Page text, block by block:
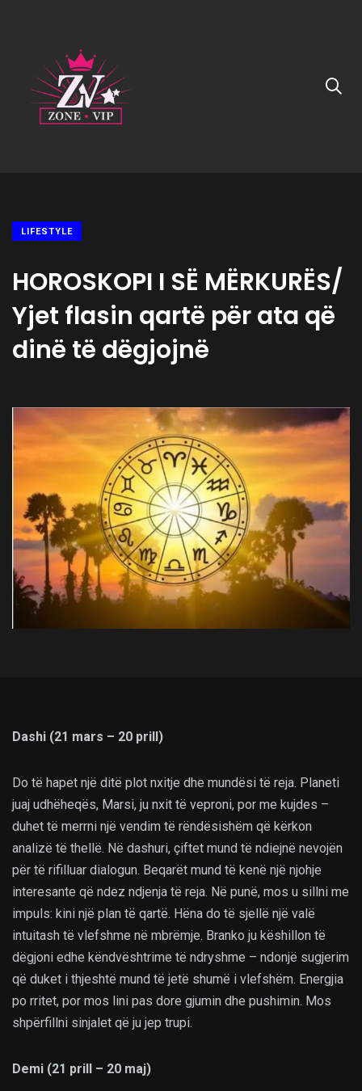
LIFESTYLE
HOROSKOPI I SË MËRKURËS/
Yjet flasin qartë për ata që
dinë të dëgjojnë
Dashi (21 mars – 20 prill)
Do të hapet një ditë plot nxitje dhe mundësi të reja. Planeti
juaj udhëheqës, Marsi, ju nxit të veproni, por me kujdes –
duhet të merrni një vendim të rëndësishëm që kërkon
analizë të thellë. Në dashuri, çiftet mund të ndiejnë nevojën
për të rifilluar dialogun. Beqarët mund të kenë një njohje
interesante që ndez ndjenja të reja. Në punë, mos u sillni me
impuls: kini një plan të qartë. Hëna do të sjellë një valë
intuitash të vlefshme në mbrëmje. Branko ju këshillon të
dëgjoni edhe këndvështrime të ndryshme – ndonjë sugjerim
që duket i thjeshtë mund të jetë shumë i vlefshëm. Energjia
po rritet, por mos lini pas dore gjumin dhe pushimin. Mos
shpërfillni sinjalet që ju jep trupi.
Demi (21 prill – 20 maj)